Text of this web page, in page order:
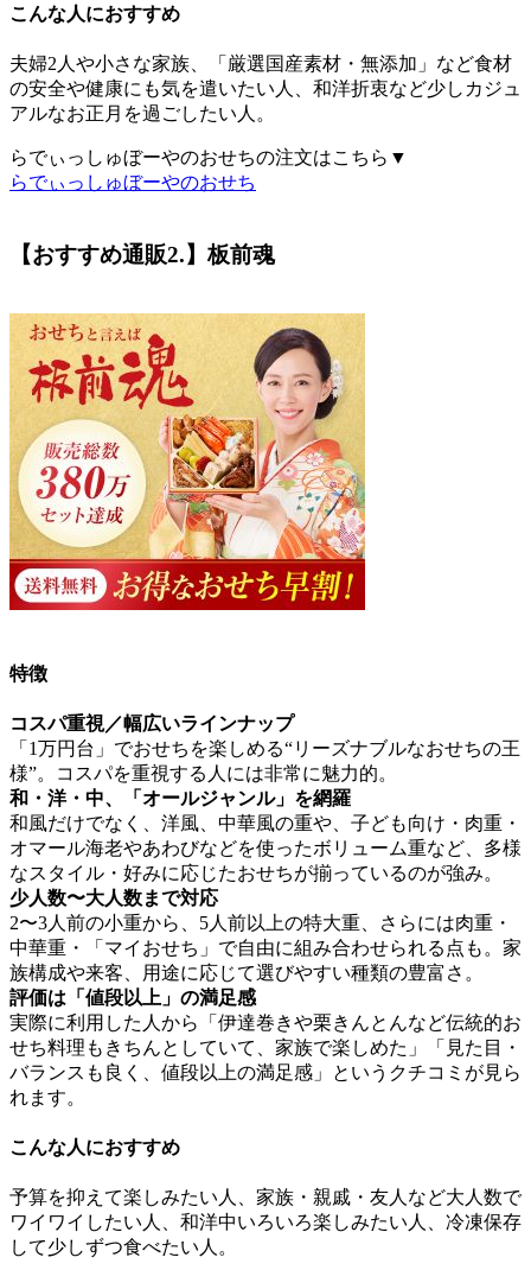
こんな人におすすめ
夫婦2人や小さな家族、「厳選国産素材・無添加」など食材
の安全や健康にも気を遣いたい人、和洋折衷など少しカジュ
アルなお正月を過ごしたい人。
らでぃっしゅぼーやのおせちの注文はこちら▼
らでぃっしゅぼーやのおせち
【おすすめ通販2.】板前魂
特徴
コスパ重視／幅広いラインナップ
「1万円台」でおせちを楽しめる“リーズナブルなおせちの王
様”。
コスパを重視する人には非常に魅力的。
和・洋・中、「オールジャンル」を網羅
和風だけでなく、洋風、中華風の重や、子ども向け・肉重・
オマール海老やあわびなどを使ったボリューム重など、多様
なスタイル・好みに応じたおせちが揃っているのが強み。
少人数〜大人数まで対応
2〜3人前の小重から、5人前以上の特大重、さらには肉重・
中華重・「マイおせち」で自由に組み合わせられる点も。家
族構成や来客、用途に応じて選びやすい種類の豊富さ。
評価は「値段以上」の満足感
実際に利用した人から「伊達巻きや栗きんとんなど伝統的お
せち料理もきちんとしていて、家族で楽しめた」「見た目・
バランスも良く、値段以上の満足感」というクチコミが見ら
れます。
こんな人におすすめ
予算を抑えて楽しみたい人、家族・親戚・友人など大人数で
ワイワイしたい人、和洋中いろいろ楽しみたい人、冷凍保存
して少しずつ食べたい人。